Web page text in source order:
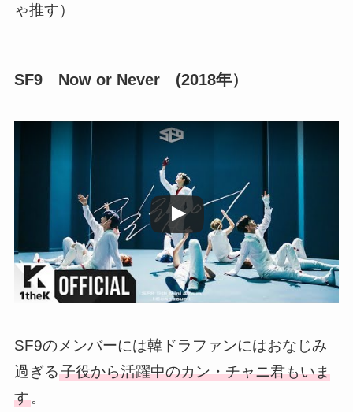
ゃ推す）
SF9 Now or Never (2018年）
この動画を YouTube で視聴
SF9のメンバーには韓ドラファンにはおなじみ
過ぎる子役から活躍中のカン・チャニ君もいま
す。